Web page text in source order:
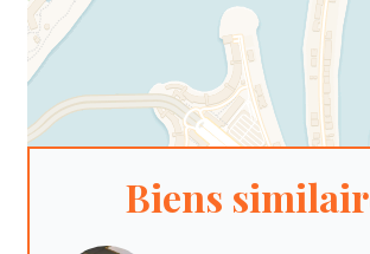
Biens